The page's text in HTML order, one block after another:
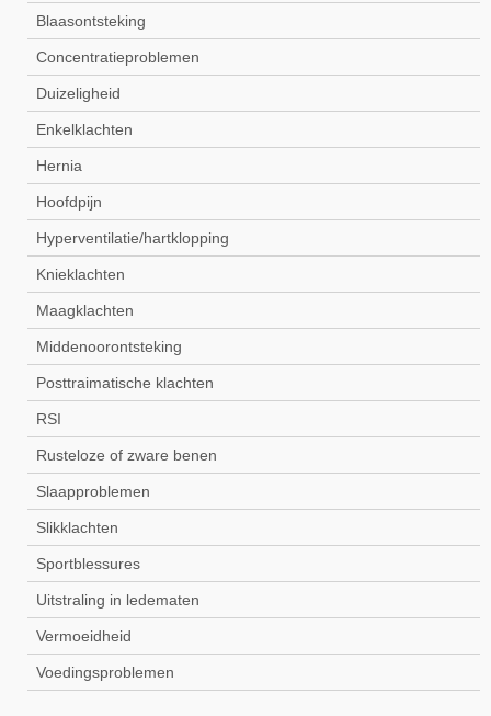
Blaasontsteking
Concentratieproblemen
Duizeligheid
Enkelklachten
Hernia
Hoofdpijn
Hyperventilatie/hartklopping
Knieklachten
Maagklachten
Middenoorontsteking
Posttraimatische klachten
RSI
Rusteloze of zware benen
Slaapproblemen
Slikklachten
Sportblessures
Uitstraling in ledematen
Vermoeidheid
Voedingsproblemen